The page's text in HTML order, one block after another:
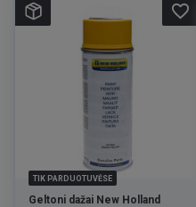
TIK PARDUOTUVĖSE
Geltoni dažai New Holland
favorite_border